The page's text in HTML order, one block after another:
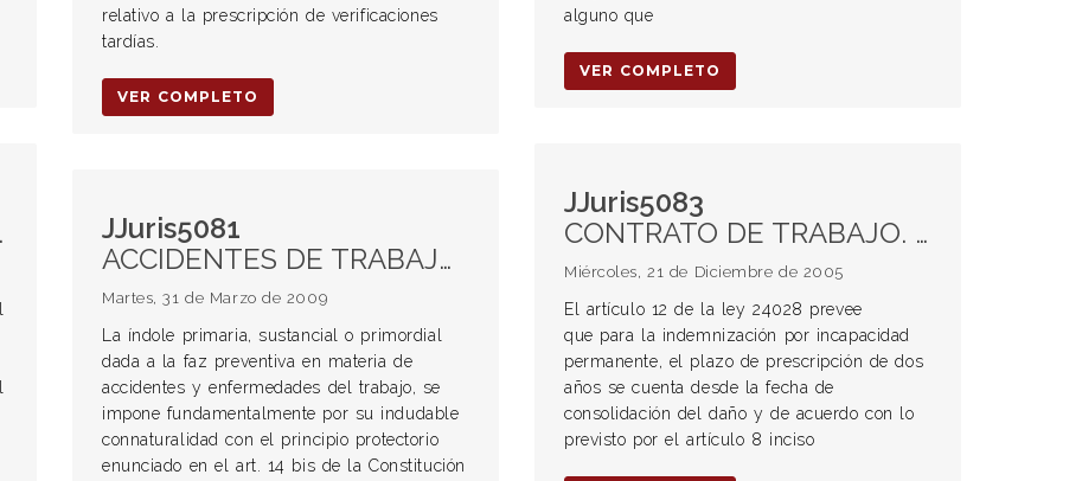
relativo a la prescripción de verificaciones
tardías.
VER COMPLETO
alguno que
VER COMPLETO
JJuris5083
CONTRATO DE TRABAJO. Incapacidad laboral. Prescripción
Miércoles, 21 de Diciembre de 2005
El artículo 12 de la ley 24028 prevee
que para la indemnización por incapacidad
permanente, el plazo de prescripción de dos
años se cuenta desde la fecha de
consolidación del daño y de acuerdo con lo
previsto por el artículo 8 inciso
JJuris5081
ACCIDENTES DE TRABAJO. RIESGOS DEL TRABAJO. ASEGURADORAS DE RIESGOS DEL TRABAJO (ART). Ley 24.557. Función preventiva en materia de accidentes y enfermedades del trabajo. DEBER DE CONTROL. Art. 14 Bis CN. Tratados Internacionales. Protección de la salud y de la integridad física del trabajador. Daños y perjuicios. Muerte del trabajador. Acción civil. RESPONSABILIDAD CIVIL DE LA ART. Procedencia. Omisión o cumplimiento deficiente por parte de la ART de sus deberes legales. DISIDENCIA: ACCION CIVIL. Opción. Régimen indemnizatorio. Prueba. Reparación plena. Acumulación de un sistema basado en la seguridad social con uno civil. Improcedencia. Responsabilidad civil de la ART por omisiones de los deberes de control y prevención. Improcedencia. Necesidad de demostrar el nexo adecuado de causalidad entre la omisión y el daño.
Martes, 31 de Marzo de 2009
La índole primaria, sustancial o primordial
dada a la faz preventiva en materia de
accidentes y enfermedades del trabajo, se
impone fundamentalmente por su indudable
connaturalidad con el principio protectorio
enunciado en el art. 14 bis de la Constitución